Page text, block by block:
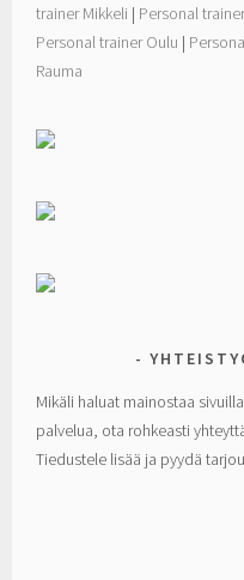
trainer Mikkeli | Personal
Personal trainer Oulu |
Rauma
Mikäli haluat mainostaa
palvelua, ota rohkeasti
Tiedustele lisää ja pyydä